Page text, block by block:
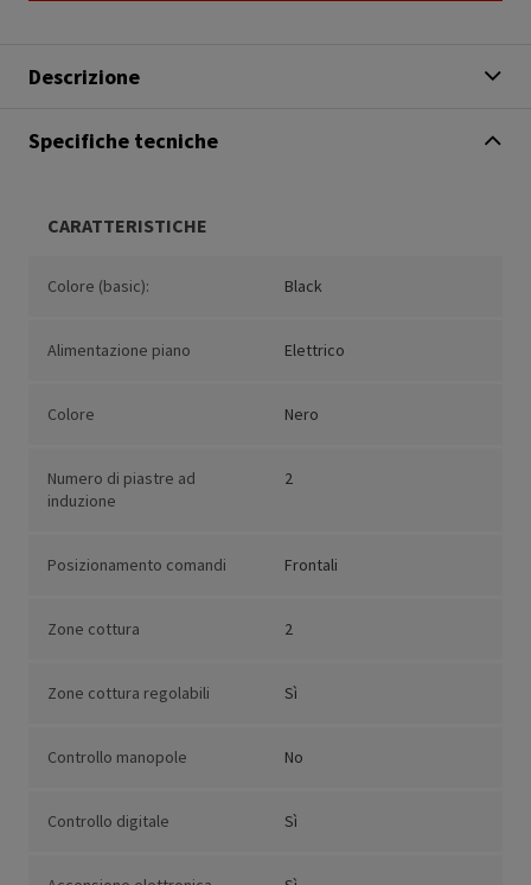
Descrizione
Specifiche tecniche
CARATTERISTICHE
Colore (basic): Black
Alimentazione piano Elettrico
Colore Nero
Numero di piastre ad
induzione
2
Posizionamento comandi Frontali
Zone cottura 2
Zone cottura regolabili Sì
Controllo manopole No
Controllo digitale Sì